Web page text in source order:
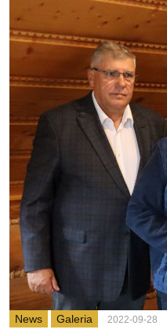
News Galeria 2022-09-28